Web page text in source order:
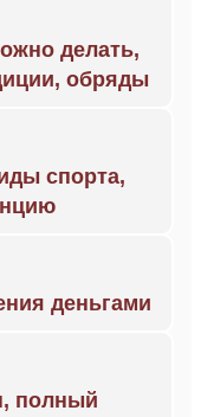
делать,
обряды
спорта,
деньгами
полный